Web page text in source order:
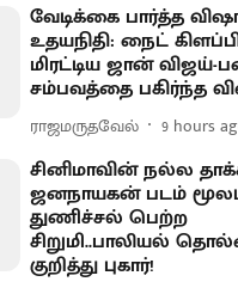
வேடிக்கை பார்த்த
உதயநிதி: நைட்
மிரட்டிய ஜான் விஜய்-
சம்பவத்தை பகிர்ந்த
ராஜமருதவேல் 9 hours
சினிமாவின் நல்ல
ஜனநாயகன் படம்
துணிச்சல் பெற்ற
சிறுமி..பாலியல்
குறித்து புகார்!